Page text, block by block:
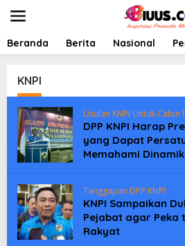
t
Beranda Berita Nasional
KNPI
Usulan KNPI Untuk
DPP KNPI Harap
yang Dapat
Memahami
Tanggapan DPP KNPI
KNPI Sampaikan
Pejabat agar Peka
Rakyat